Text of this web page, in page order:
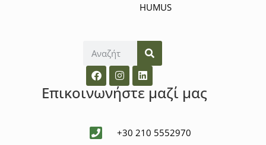
HUMUS
Επικοινωνήστε μαζί μας
+30 210 5552970